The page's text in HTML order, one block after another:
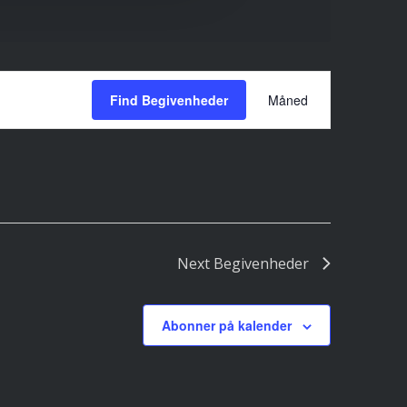
Find Begivenheder
Begivenhed
Views
Måned
Next Begivenheder
Abonner på kalender